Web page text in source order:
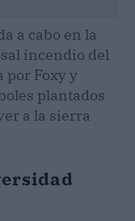
a cabo en la
incendio del
por Foxy y
plantados
a la sierra